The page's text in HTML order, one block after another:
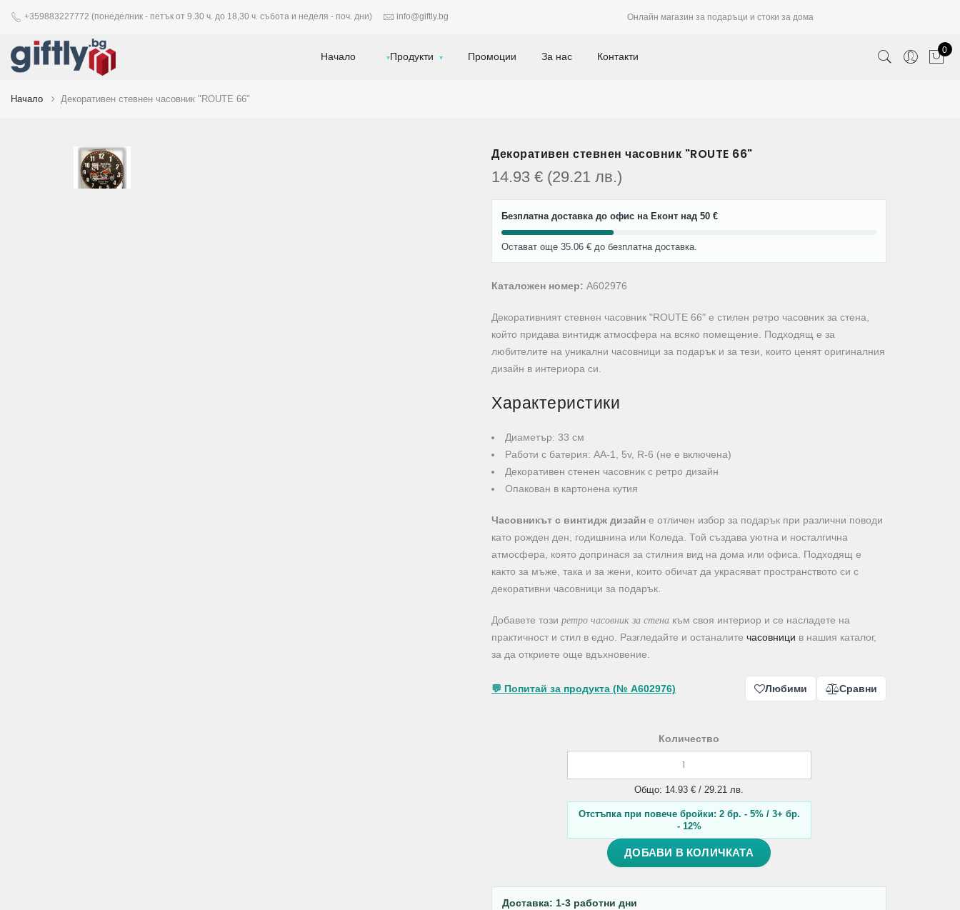
+359883227772 (понеделник - петък от 9.30 ч. до 18,30 ч. събота и неделя - поч. дни) info@giftly.bg Онлайн магазин за подаръци и стоки за дома
Начало Продукти Промоции За нас Контакти 0
Начало Декоративен стевнен часовник "ROUTE 66"
Декоративен стевнен часовник "ROUTE 66"
14.93 € (29.21 лв.)
Безплатна доставка до офис на Еконт над 50 €
Остават още 35.06 € до безплатна доставка.
Каталожен номер: A602976
Декоративният стевнен часовник "ROUTE 66" е стилен ретро часовник за стена,
който придава винтидж атмосфера на всяко помещение. Подходящ е за
любителите на уникални часовници за подарък и за тези, които ценят оригиналния
дизайн в интериора си.
Характеристики
Диаметър: 33 см
Работи с батерия: АА-1, 5v, R-6 (не е включена)
Декоративен стенен часовник с ретро дизайн
Опакован в картонена кутия
Часовникът с винтидж дизайн е отличен избор за подарък при различни поводи
като рожден ден, годишнина или Коледа. Той създава уютна и носталгична
атмосфера, която допринася за стилния вид на дома или офиса. Подходящ е
както за мъже, така и за жени, които обичат да украсяват пространството си с
декоративни часовници за подарък.
Добавете този ретро часовник за стена към своя интериор и се насладете на
практичност и стил в едно. Разгледайте и останалите часовници в нашия каталог,
за да откриете още вдъхновение.
💬 Попитай за продукта (№ A602976) Любими Сравни
Количество
Общо: 14.93 € / 29.21 лв.
Отстъпка при повече бройки: 2 бр. - 5% / 3+ бр.
- 12%
ДОБАВИ В КОЛИЧКАТА
Доставка: 1-3 работни дни